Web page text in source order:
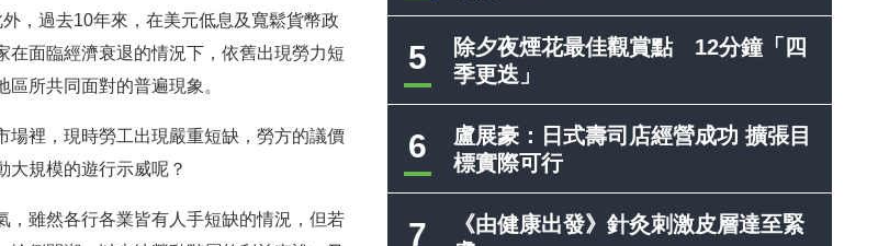
5
除夕夜煙花最佳觀賞點 12分鐘「四
季更迭」
6
盧展豪：日式壽司店經營成功 擴張目
標實際可行
7
《由健康出發》針灸刺激皮層達至緊
，過去10年來，在美元低息及寬鬆貨幣政
面臨經濟衰退的情況下，依舊出現勞力短
所共同面對的普遍現象。
場裡，現時勞工出現嚴重短缺，勞方的議價
大規模的遊行示威呢？
，雖然各行各業皆有人手短缺的情況，但若